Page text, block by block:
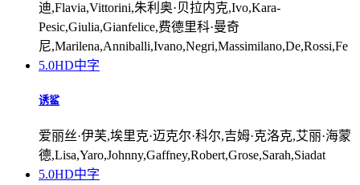
迪,Flavia,Vittorini,朱利奥·贝拉内克,Ivo,Kara-
Pesic,Giulia,Gianfelice,费德里科·曼奇
尼,Marilena,Anniballi,Ivano,Negri,Massimilano,De,Rossi,Fe
5.0HD中字
诱鲨
爱丽丝·伊芙,埃里克·迈克尔·科尔,吉姆·克洛克,艾丽·海蒙
德,Lisa,Yaro,Johnny,Gaffney,Robert,Grose,Sarah,Siadat
5.0HD中字